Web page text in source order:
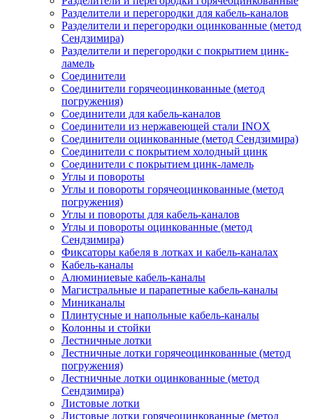
Разделители и перегородки для кабель-каналов
Разделители и перегородки оцинкованные (метод
Сендзимира)
Разделители и перегородки с покрытием цинк-
ламель
Соединители
Соединители горячеоцинкованные (метод
погружения)
Соединители для кабель-каналов
Соединители из нержавеющей стали INOX
Соединители оцинкованные (метод Сендзимира)
Соединители с покрытием холодный цинк
Соединители с покрытием цинк-ламель
Углы и повороты
Углы и повороты горячеоцинкованные (метод
погружения)
Углы и повороты для кабель-каналов
Углы и повороты оцинкованные (метод
Сендзимира)
Фиксаторы кабеля в лотках и кабель-каналах
Кабель-каналы
Алюминиевые кабель-каналы
Магистральные и парапетные кабель-каналы
Миниканалы
Плинтусные и напольные кабель-каналы
Колонны и стойки
Лестничные лотки
Лестничные лотки горячеоцинкованные (метод
погружения)
Лестничные лотки оцинкованные (метод
Сендзимира)
Листовые лотки
Листовые лотки горячеоцинкованные (метод